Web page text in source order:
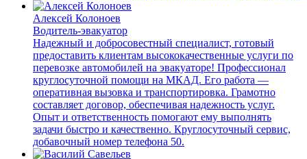
Алексей Колоноев
Водитель-эвакуатор
Надежный и добросовестный специалист, готовый
предоставить клиентам высококачественные услуги по
перевозке автомобилей на эвакуаторе! Профессионал
круглосуточной помощи на МКАД. Его работа —
оперативная вызовка и транспортировка. Грамотно
составляет договор, обеспечивая надежность услуг.
Опыт и ответственность помогают ему выполнять
задачи быстро и качественно. Круглосуточный сервис,
добавочный номер телефона 50.